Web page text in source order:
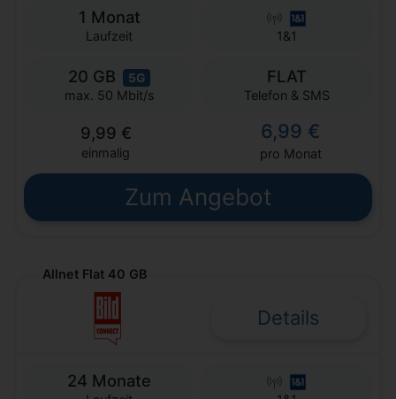
1 Monat
Laufzeit 1&1
20 GB 5G
max. 50 Mbit/s
FLAT
Telefon & SMS
9,99 €
einmalig
6,99 €
pro Monat
Zum Angebot
Allnet Flat 40 GB
Details
24 Monate